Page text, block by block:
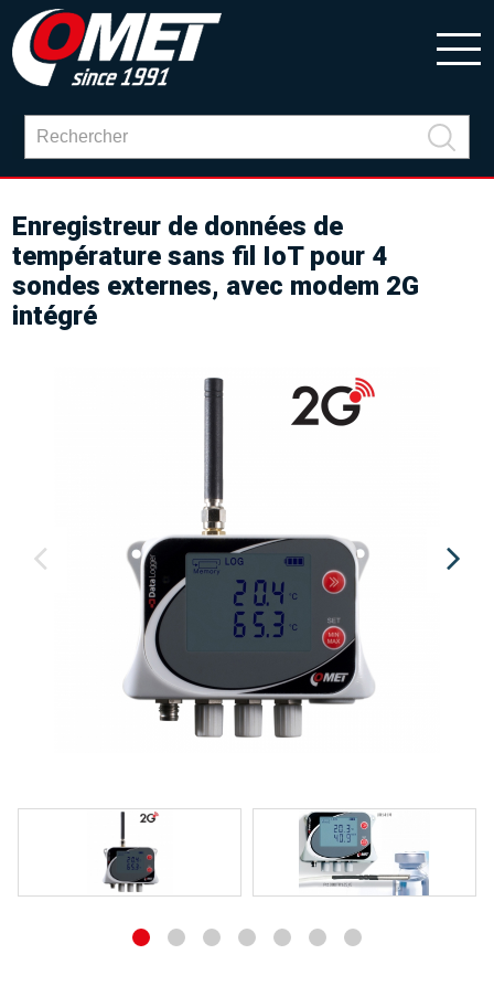
Enregistreur de données de
température sans fil IoT pour 4
sondes externes, avec modem 2G
intégré